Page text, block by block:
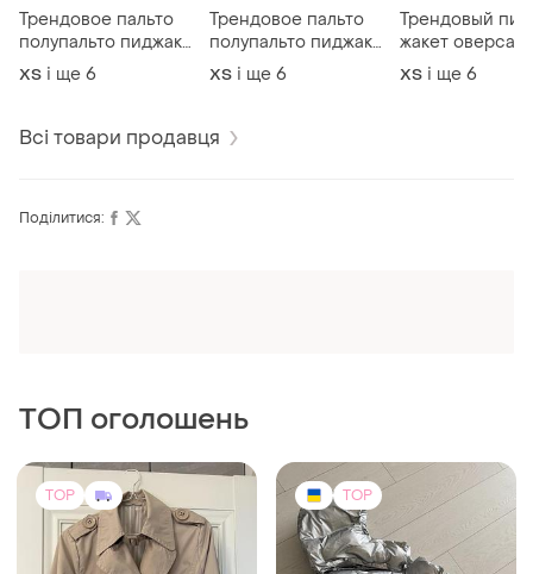
Трендовое пальто
полупальто пиджак
жакет оверсайз
ХS і ще 6
Трендовое пальто
полупальто пиджак
жакет оверсайз хит
ХS і ще 6
Трендовый
жакет оверсайз
пальто
ХS і ще 6
Всі товари продавця
Поділитися:
ТОП оголошень
TOP TOP